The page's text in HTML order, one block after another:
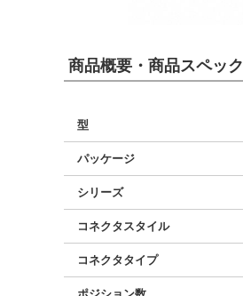
商品概要・商品スペック
型
パッケージ
シリーズ
コネクタスタイル
コネクタタイプ